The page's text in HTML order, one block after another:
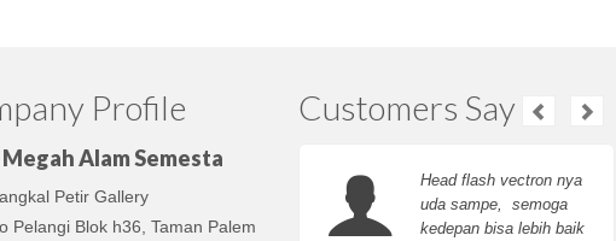
Profile
Megah Alam Semesta
Petir Gallery
Pelangi Blok h36, Taman Palem
Customers Say
Head flash vectron nya
uda sampe, semoga
kedepan bisa lebih baik